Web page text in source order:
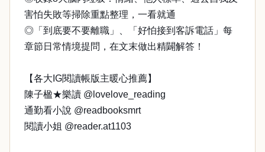
害怕失敗等掃除重點整理，一看就通
◎「到底要不要離職」、「好怕接到客訴電話」每
章節日常情境提問，在文末做出精闢解答！
【各大IG閱讀帳版主暖心推薦】
陳子楹★樂讀 @lovelove_reading
通勤看小說 @readbooksmrt
閱讀小姐 @reader.at1103